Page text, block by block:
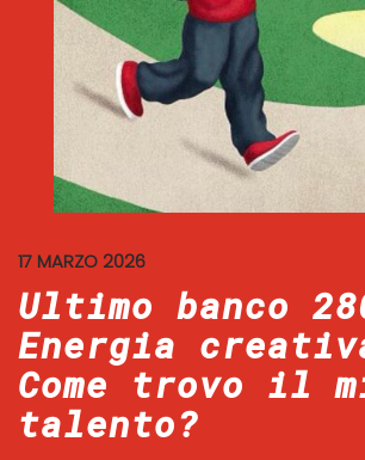
17 MARZO 2026
Ultimo banco
Energia
Come trovo il
talento?